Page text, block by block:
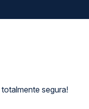
segura!